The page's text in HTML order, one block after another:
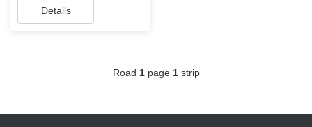
Details
Road 1page 1strip